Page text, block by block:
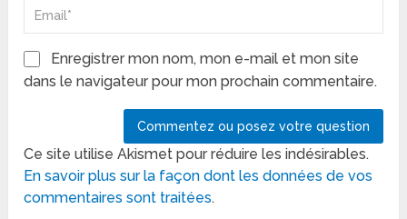
Enregistrer mon nom, mon e-mail et mon site
dans le navigateur pour mon prochain commentaire.
Ce site utilise Akismet pour réduire les indésirables.
En savoir plus sur la façon dont les données de vos
commentaires sont traitées.